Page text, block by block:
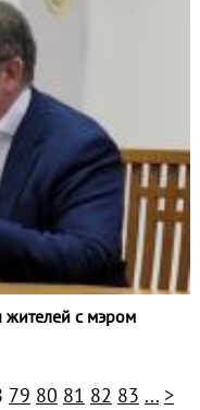
жителей с мэром
79 80 81 82 83 ... >